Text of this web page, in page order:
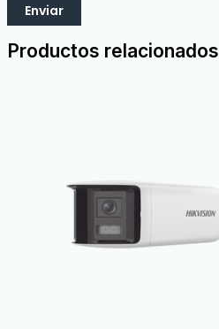
Productos relacionados